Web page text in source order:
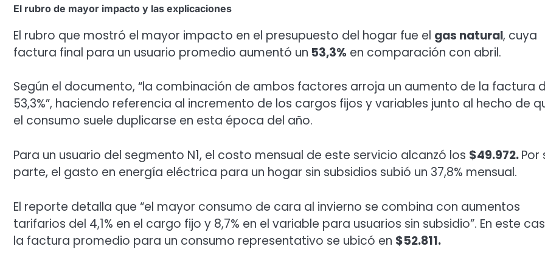
El rubro de mayor impacto y las explicaciones
El rubro que mostró el mayor impacto en el presupuesto del hogar fue el gas natural, cuya
factura final para un usuario promedio aumentó un 53,3% en comparación con abril.
Según el documento, “la combinación de ambos factores arroja un aumento de la factura
53,3%”, haciendo referencia al incremento de los cargos fijos y variables junto al hecho de
el consumo suele duplicarse en esta época del año.
Para un usuario del segmento N1, el costo mensual de este servicio alcanzó los $49.972.Por
parte, el gasto en energía eléctrica para un hogar sin subsidios subió un 37,8% mensual.
El reporte detalla que “el mayor consumo de cara al invierno se combina con aumentos
tarifarios del 4,1% en el cargo fijo y 8,7% en el variable para usuarios sin subsidio”. En este
la factura promedio para un consumo representativo se ubicó en $52.811.